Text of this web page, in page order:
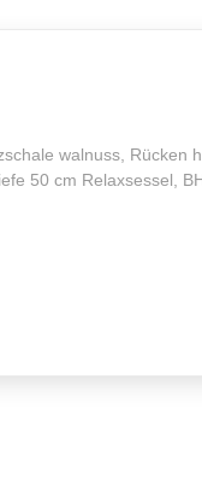
walnuss, Rücken
50 cm Relaxsessel,